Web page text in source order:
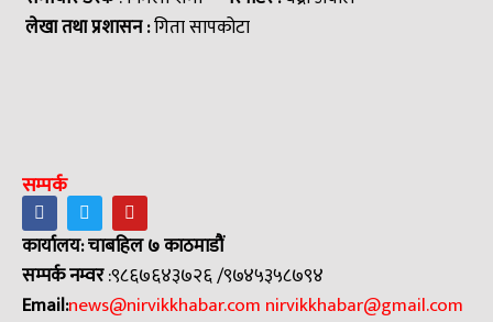
लेखा तथा प्रशासन :गिता सापकोटा
सम्पर्क
कार्यालय: चाबहिल ७ काठमाडौं
सम्पर्क नम्वर:९८६७६४३७२६ /९७४५३५८७९४
Email:news@nirvikkhabar.com nirvikkhabar@gmail.com